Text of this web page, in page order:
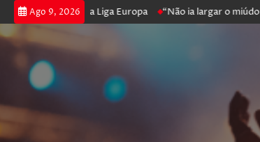
Ago 9, 2026
na Liga Europa “Não ia largar o miúdo”.